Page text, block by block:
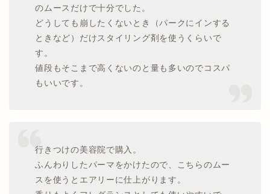
のムースだけで十分でした。
どうしても崩したくないとき（パークにインする
ときなど）だけスタイリング剤を使うくらいで
す。
値段もそこまで高くないのと量も多いのでコスパ
もいいです。
行きつけの美容院で購入。
ふんわりしたパーマをかけたので、こちらのムー
スを使うとエアリーに仕上がります。